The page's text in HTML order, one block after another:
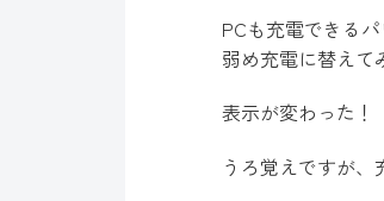
PCも充電できる
弱め充電に替え
表示が変わった！
うろ覚えですが、